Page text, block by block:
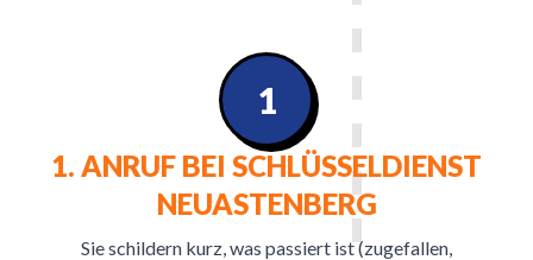
1. ANRUF BEI SCHLÜSSELDIENST
NEUASTENBERG
Sie schildern kurz, was passiert ist (zugefallen,
1